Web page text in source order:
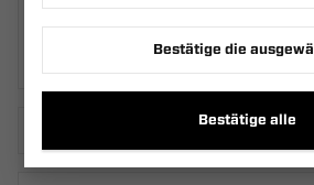
Laden Sie das technische
Bestätige die
Bestätige alle